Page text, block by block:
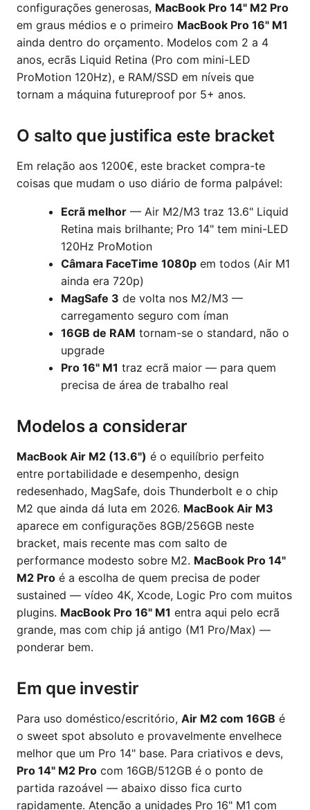
configurações generosas, MacBook Pro 14" M2 Pro
em graus médios e o primeiro MacBook Pro 16" M1
ainda dentro do orçamento. Modelos com 2 a 4
anos, ecrãs Liquid Retina (Pro com mini-LED
ProMotion 120Hz), e RAM/SSD em níveis que
tornam a máquina futureproof por 5+ anos.
O salto que justifica este bracket
Em relação aos 1200€, este bracket compra-te
coisas que mudam o uso diário de forma palpável:
Ecrã melhor — Air M2/M3 traz 13.6" Liquid
Retina mais brilhante; Pro 14" tem mini-LED
120Hz ProMotion
Câmara FaceTime 1080p em todos (Air M1
ainda era 720p)
MagSafe 3 de volta nos M2/M3 —
carregamento seguro com íman
16GB de RAM tornam-se o standard, não o
upgrade
Pro 16" M1 traz ecrã maior — para quem
precisa de área de trabalho real
Modelos a considerar
MacBook Air M2 (13.6") é o equilíbrio perfeito
entre portabilidade e desempenho, design
redesenhado, MagSafe, dois Thunderbolt e o chip
M2 que ainda dá luta em 2026. MacBook Air M3
aparece em configurações 8GB/256GB neste
bracket, mais recente mas com salto de
performance modesto sobre M2. MacBook Pro 14"
M2 Pro é a escolha de quem precisa de poder
sustained — vídeo 4K, Xcode, Logic Pro com muitos
plugins. MacBook Pro 16" M1 entra aqui pelo ecrã
grande, mas com chip já antigo (M1 Pro/Max) —
ponderar bem.
Em que investir
Para uso doméstico/escritório, Air M2 com 16GB é
o sweet spot absoluto e provavelmente envelhece
melhor que um Pro 14" base. Para criativos e devs,
Pro 14" M2 Pro com 16GB/512GB é o ponto de
partida razoável — abaixo disso fica curto
rapidamente. Atenção a unidades Pro 16" M1 com